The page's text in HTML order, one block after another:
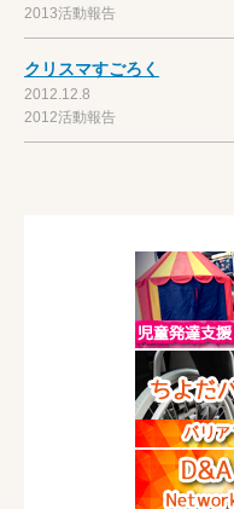
2013活動報告
クリスマすごろく
2012.12.8
2012活動報告